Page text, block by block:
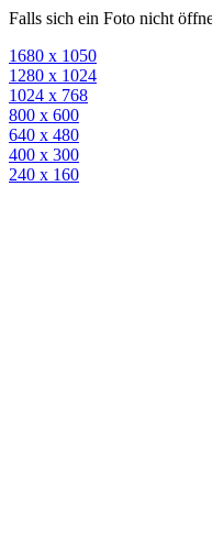
Falls sich ein Foto nicht
1680 x 1050
1280 x 1024
1024 x 768
800 x 600
640 x 480
400 x 300
240 x 160